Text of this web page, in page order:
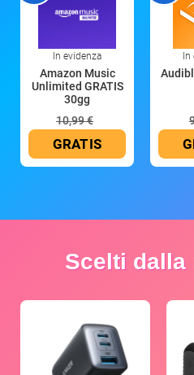
In evidenza
Amazon Music
Unlimited GRATIS
30gg
10,99 €
GRATIS
In
Scelti dalla